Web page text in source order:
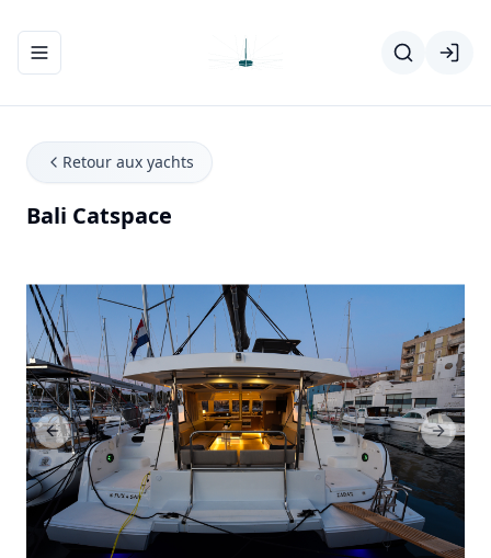
Ouvrir/fermer le menu de navigation
Retour aux yachts
Bali Catspace
Previous Slide Next